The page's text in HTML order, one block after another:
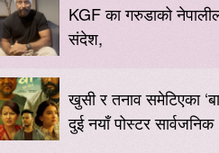
KGF का गरुडाको
संदेश,
खुसी र तनाव समेटिएका
दुई नयाँ पोस्टर सार्वजनिक